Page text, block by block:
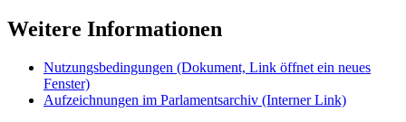
Weitere Informationen
Nutzungsbedingungen (Dokument, Link öffnet ein neues
Fenster)
Aufzeichnungen im Parlamentsarchiv (Interner Link)